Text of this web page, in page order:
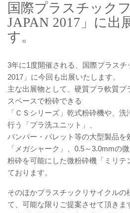
国際プラスチック
JAPAN 2017」に出
す。
3年に1度開催される、国際プラスチ
2017」に今回も出展いたします。
主な出展物として、硬質プラ軟質プ
スペースで粉砕できる
「ＣＳシリーズ」乾式粉砕機や、
行う「プラ洗ユニット」、
バンパー・パレット等の大型製品を
「メガシャーク」、0.5～3.0mmの
粉砕を可能にした微粉砕機「ミリテ
ております。
そのほかプラスチックリサイクルの
て、可能な限りご提案させて頂きま